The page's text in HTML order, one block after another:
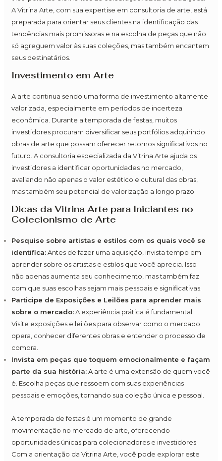
A Vitrina Arte, com sua expertise em consultoria de arte, está
preparada para orientar seus clientes na identificação das
tendências mais promissoras e na escolha de peças que não
só agreguem valor às suas coleções, mas também encantem
seus destinatários.
Investimento em Arte
A arte continua sendo uma forma de investimento altamente
valorizada, especialmente em períodos de incerteza
econômica. Durante a temporada de festas, muitos
investidores procuram diversificar seus portfólios adquirindo
obras de arte que possam oferecer retornos significativos no
futuro. A consultoria especializada da Vitrina Arte ajuda os
investidores a identificar oportunidades no mercado,
avaliando não apenas o valor estético e cultural das obras,
mas também seu potencial de valorização a longo prazo.
Dicas da Vitrina Arte para Iniciantes no
Colecionismo de Arte
Pesquise sobre artistas e estilos com os quais você se
identifica:Antes de fazer uma aquisição, invista tempo em
aprender sobre os artistas e estilos que você aprecia. Isso
não apenas aumenta seu conhecimento, mas também faz
com que suas escolhas sejam mais pessoais e significativas.
Participe de Exposições e Leilões para aprender mais
sobre o mercado:A experiência prática é fundamental.
Visite exposições e leilões para observar como o mercado
opera, conhecer diferentes obras e entender o processo de
compra.
Invista em peças que toquem emocionalmente e façam
parte da sua história:A arte é uma extensão de quem você
é. Escolha peças que ressoem com suas experiências
pessoais e emoções, tornando sua coleção única e pessoal.
A temporada de festas é um momento de grande
movimentação no mercado de arte, oferecendo
oportunidades únicas para colecionadores e investidores.
Com a orientação da Vitrina Arte, você pode explorar este